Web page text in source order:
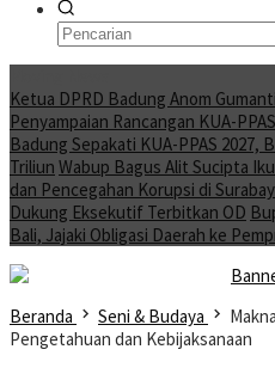
Ketua DPRD Badung Anom
Penyampaian Rancangan KUA-
Badung Sepakati KUA-PPAS 2027,
Triliun Wabup Bagus Alit Sucipta
dan Pencegahan Korupsi di
Dukung Eksekutif Terbitkan OD
Bali, Jajaki Obligasi Daerah ke
Beranda Seni & Budaya
Pengetahuan dan Kebijaksanaan